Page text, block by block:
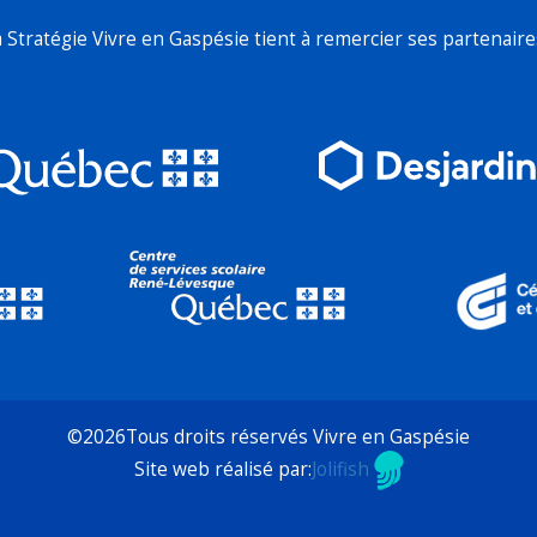
Stratégie Vivre en Gaspésie tient à remercier ses
©2026Tous droits réservés Vivre en Gaspésie
Site web réalisé par:Jolifish